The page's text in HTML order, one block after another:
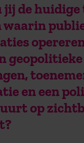
jij de
waarin
geopolitieke
en een
op